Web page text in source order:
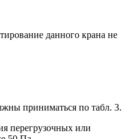
данного крана не
приниматься по табл. 3.
перегрузочных или